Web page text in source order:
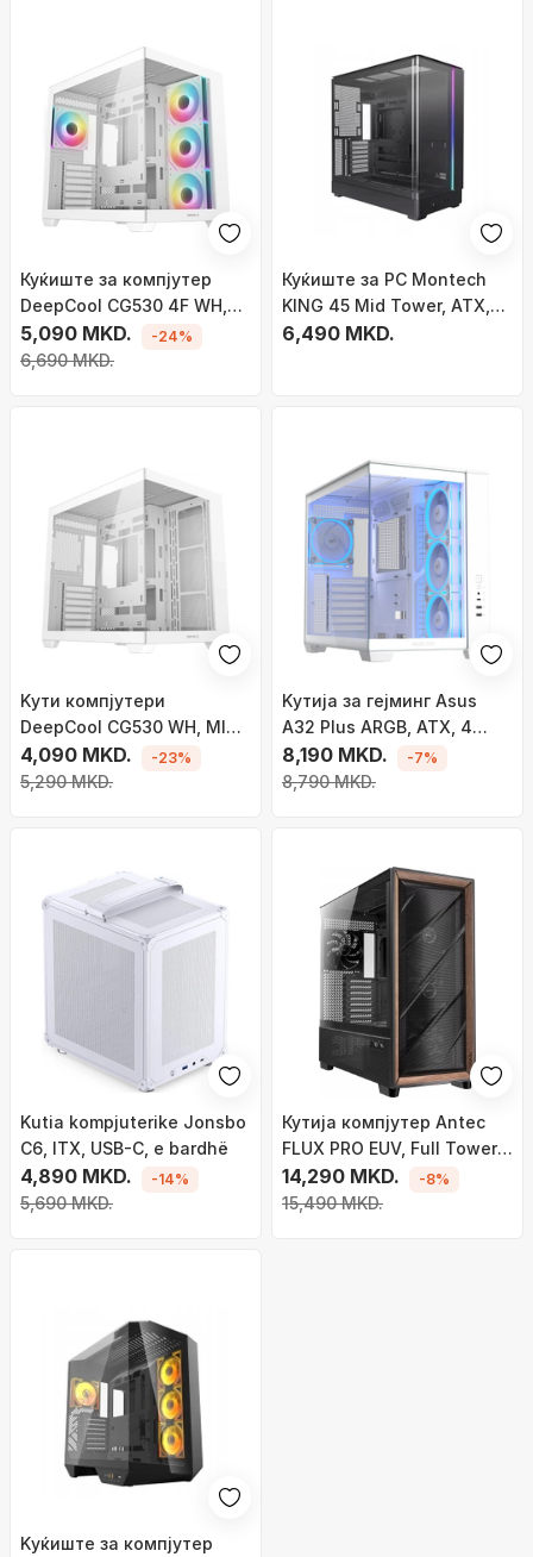
Куќиште за компјутер
DeepCool CG530 4F WH,
MIDI Tower, ARGB, бело
5,090 MKD.
6,690 MKD.
-24%
Куќиште за PC Montech
KING 45 Mid Tower, ATX,
црно
6,490 MKD.
Kути компјутери
DeepCool CG530 WH, MIDI
Tower, калено стакло,
бела
4,090 MKD.
5,290 MKD.
-23%
Kутија за гејминг Asus
A32 Plus ARGB, ATX, 4
ARGB вентилатори, бела
8,190 MKD.
8,790 MKD.
-7%
Kutia kompjuterike Jonsbo
C6, ITX, USB-C, e bardhë
4,890 MKD.
5,690 MKD.
-14%
Кутија компјутер Antec
FLUX PRO EUV, Full Tower,
со екран за температура,
црна со дрво
14,290 MKD.
15,490 MKD.
-8%
Kуќиште за компјутер